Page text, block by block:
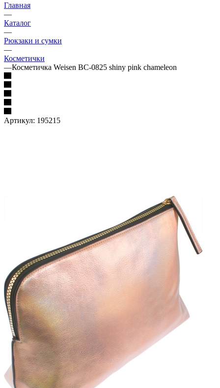
Главная
—
Каталог
—
Рюкзаки и сумки
—
Косметички
—Косметичка Weisen BC-0825 shiny pink chameleon
Артикул: 195215